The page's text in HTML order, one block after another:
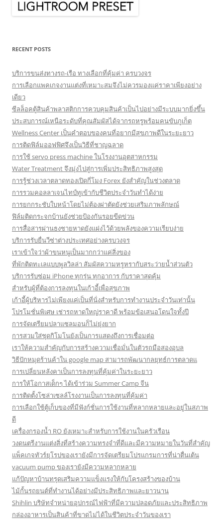
RECENT POSTS
บริการขนส่งทางรถ-เรือ ทางเลือกที่คุ้มค่า ครบวงจร
การเลือกแพคเกจงานแต่งที่เหมาะสมจึงไม่ควรมองแค่ราคาเพียงอย่าง
เดียว
ซีลล็อคตู้สินค้าพลาสติกการควบคุมสินค้าเป็นไปอย่างมีระบบมากยิ่งขึ้น
ประสบการณ์เหนือระดับที่คุณสัมผัสได้จากรถหรูพร้อมคนขับภูเก็ต
Wellness Center เป็นคำตอบของคนที่อยากมีสุขภาพดีในระยะยาว
การติดฟิล์มออฟฟิศจึงเป็นวิธีที่ชาญฉลาด
การใช้ servo press machine ในโรงงานอุตสาหกรรม
Water Treatment จึงมุ่งไปสู่การเพิ่มประสิทธิภาพสูงสุด
การรู้ช่วงเวลาตลาดทองเปิดกี่โมง Forex ยังสำคัญในช่วงตลาด
การรวมคอลลาเจนไทป์ทูเข้ากับชีวิตประจำวันทำได้ง่าย
การยกกระชับใบหน้าโดยไม่ต้องผ่าตัดยังช่วยเสริมภาพลักษณ์
ฟิล์มติดกระจกบ้านยังช่วยป้องกันรอยขีดข่วน
การสื่อสารผ่านธงชายหาดยังแฝงไว้ด้วยพลังของความเรียบง่าย
บริการรับยื่นวีซ่าต่างประเทศอย่างครบวงจร
เราเข้าใจว่าผ้าขนหนูเป็นมากกว่าแค่สิ่งของ
ที่พักติดทะเลแบบพูลวิลล่า สัมผัสความหรูหรากับสระว่ายน้ำส่วนตัว
บริการรับซ่อม iPhone ทุกรุ่น ทุกอาการ กับราคาสุดคุ้ม
สำหรับผู้ที่ต้องการลงทุนในเก้าอี้เพื่อสุขภาพ
เก้าอี้ผู้บริหารไม่เพียงแค่เป็นที่นั่งสำหรับการทำงานประจำวันเท่านั้น
โปรโมชั่นพิเศษ เช่ารถหาดใหญ่ราคาดี พร้อมข้อเสนอโดนใจทั้งปี
การจัดเตรียมปลาแซลมอนก็ไม่ยุ่งยาก
การสวมใส่ชุดกิโมโนยังเป็นการแสดงถึงการเชื่อมต่อ
เราให้ความสำคัญกับการสร้างความเชื่อมั่นในตัวรถมือสองอุบล
วิธีปักหมุดร้านค้าใน google map สามารถพัฒนากลยุทธ์การตลาดแ
การเปลี่ยนหลังคาเป็นการลงทุนที่คุ้มค่าในระยะยาว
การให้โอกาสเด็กๆ ได้เข้าร่วม Summer Camp จีน
การติดตั้งโซล่าเซลล์โรงงานเป็นการลงทุนที่คุ้มค่า
การเลือกใช้ตู้เก็บของที่มีฟังก์ชั่นการใช้งานที่หลากหลายและอยู่ในสภาพ
ดี
เครื่องกรองน้ำ RO ยังเหมาะสำหรับการใช้งานในครัวเรือน
วงดนตรีงานแต่งสิ่งที่สร้างความทรงจำที่ดีและมีความหมายในวันที่สำคัญ
แพ็คเกจทัวร์ยุโรปของเรายังมีการจัดเตรียมโปรแกรมการที่น่าตื่นเต้น
vacuum pump ของเรายังมีความหลากหลาย
แก้ปัญหาบ้านทรุดเสริมความแข็งแรงให้กับโครงสร้างของบ้าน
ไม้กั้นรถยนต์ที่ทำงานได้อย่างมีประสิทธิภาพและยาวนาน
Shihlin บริษัทจำหน่ายอุปกรณ์ไฟฟ้าที่มีความปลอดภัยและประสิทธิภาพ
กล่องอาหารเป็นสินค้าที่ขาดไม่ได้ในชีวิตประจำวันของเรา